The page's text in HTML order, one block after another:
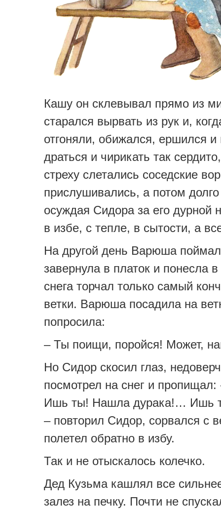
Кашу он склевывал прямо из
старался вырвать из рук и,
отгоняли, обижался, ершился и
драться и чирикать так
стреху слетались соседские
прислушивались, а потом
осуждая Сидора за его дурной
в избе, с тепле, в сытости, а
На другой день Варюша
завернула в платок и понесла
снега торчал только самый
ветки. Варюша посадила на
попросила:
– Ты поищи, поройся! Может,
Но Сидор скосил глаз,
посмотрел на снег и
Ишь ты! Нашла дурака!… Ишь
– повторил Сидор, сорвался с
полетел обратно в избу.
Так и не отыскалось колечко.
Дед Кузьма кашлял все
залез на печку. Почти не